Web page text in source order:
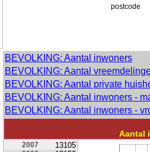
postcode
BEVOLKING: Aantal inwoners
BEVOLKING: Aantal
BEVOLKING: Aantal private
BEVOLKING: Aantal inwoners -
BEVOLKING: Aantal inwoners -
Aantal
2007 13105